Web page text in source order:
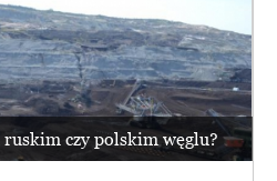
czy polskim węglu?